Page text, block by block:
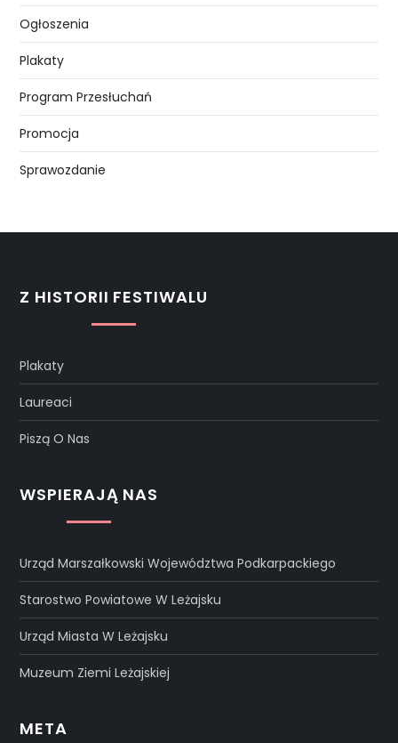
Ogłoszenia
Plakaty
Program Przesłuchań
Promocja
Sprawozdanie
Z HISTORII FESTIWALU
Plakaty
Laureaci
Piszą O Nas
WSPIERAJĄ NAS
Urząd Marszałkowski Województwa Podkarpackiego
Starostwo Powiatowe W Leżajsku
Urząd Miasta W Leżajsku
Muzeum Ziemi Leżajskiej
META